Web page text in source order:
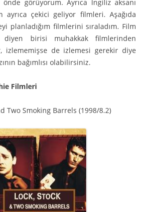
önde görüyorum. Ayrıca İngiliz aksanı
çekici geliyor filmleri. Aşağıda
planladığım filmlerini sıraladım. Film
diyen birisi muhakkak filmlerinden
izlememişse de izlemesi gerekir diye
bağımlısı olabilirsiniz.
Filmleri
Two Smoking Barrels (1998/8.2)